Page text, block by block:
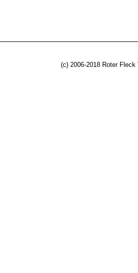
(c) 2006-2018 Roter Fleck